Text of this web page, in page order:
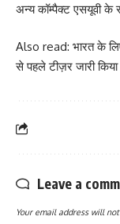
अन्य कॉम्पैक्ट एसयूवी के
Also read: भारत के
से पहले टीज़र जारी किया
Leave a
Your email address will